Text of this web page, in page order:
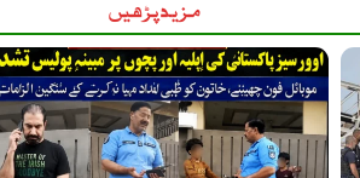
مزید پڑھیں